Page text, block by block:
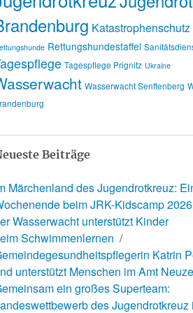
Katastrophenschutz
Rettungshundestaffel
Tagespflege Prignitz Ukraine
Wasserwacht Senftenberg
Beiträge
Märchenland des Jugendrotkreuz:
beim JRK-Kidscamp 2026
Wasserwacht unterstützt Kinder
Schwimmenlernen
Katrin
unterstützt Menschen im Amt
ein großes Superteam:
des Jugendrotkreuz